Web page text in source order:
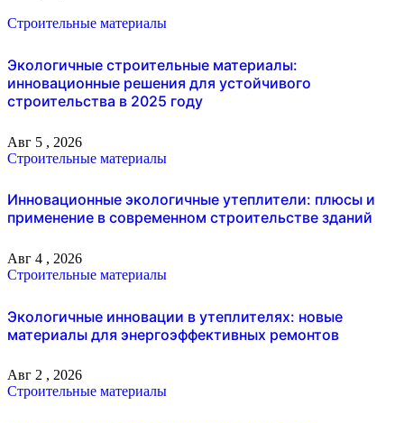
Строительные материалы
Экологичные строительные материалы:
инновационные решения для устойчивого
строительства в 2025 году
Авг 5 , 2026
Строительные материалы
Инновационные экологичные утеплители: плюсы и
применение в современном строительстве зданий
Авг 4 , 2026
Строительные материалы
Экологичные инновации в утеплителях: новые
материалы для энергоэффективных ремонтов
Авг 2 , 2026
Строительные материалы